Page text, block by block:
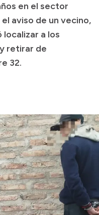
en el sector
aviso de un vecino,
a los
retirar de
32.